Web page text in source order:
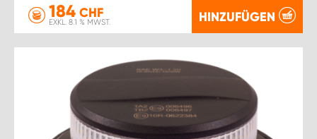
184 CHF
EXKL. 8.1 % MWST. HINZUFÜGEN